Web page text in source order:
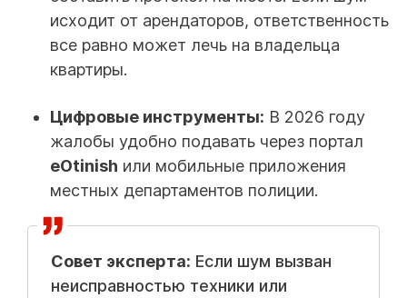
исходит от арендаторов, ответственность
все равно может лечь на владельца
квартиры.
Цифровые инструменты: В 2026 году
жалобы удобно подавать через портал
eOtinish или мобильные приложения
местных департаментов полиции.
Совет эксперта: Если шум вызван
неисправностью техники или